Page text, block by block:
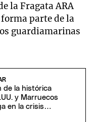
la Fragata ARA
parte de la
guardiamarinas
de la histórica
y Marruecos
en la crisis